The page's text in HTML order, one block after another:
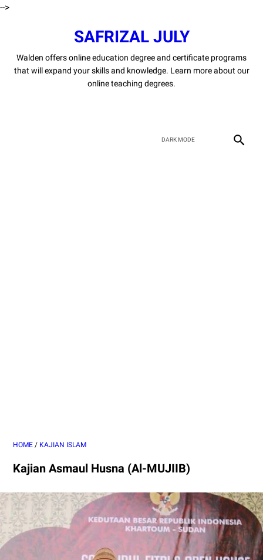
-->
SAFRIZAL JULY
Walden offers online education degree and certificate programs
that will expand your skills and knowledge. Learn more about our
online teaching degrees.
HOME / KAJIAN ISLAM
Kajian Asmaul Husna (Al-MUJIIB)